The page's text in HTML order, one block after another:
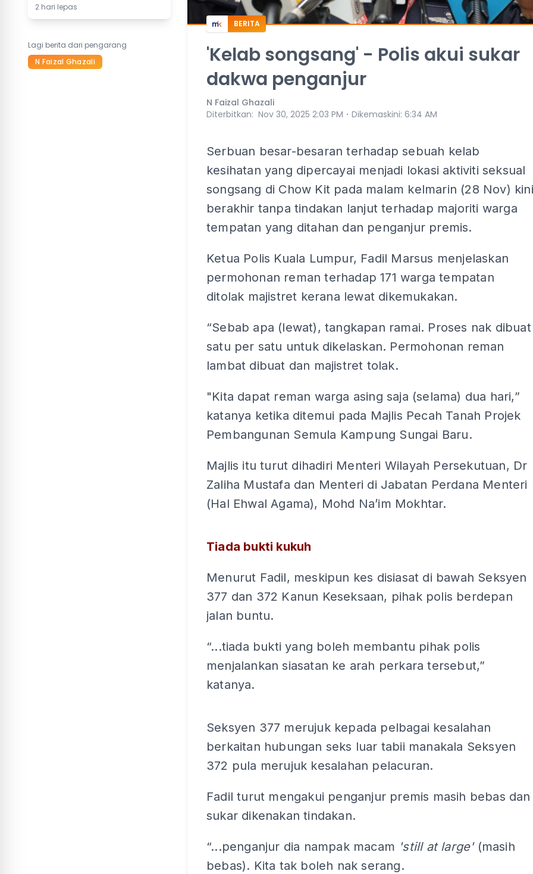
2 hari lepas
Lagi berita dari pengarang
N Faizal Ghazali
BERITA
'Kelab songsang' - Polis akui sukar
dakwa penganjur
N Faizal Ghazali
Diterbitkan: Nov 30, 2025 2:03 PM ⋅ Dikemaskini: 6:34 AM
Serbuan besar-besaran terhadap sebuah kelab
kesihatan yang dipercayai menjadi lokasi aktiviti seksual
songsang di Chow Kit pada malam kelmarin (28 Nov) kini
berakhir tanpa tindakan lanjut terhadap majoriti warga
tempatan yang ditahan dan penganjur premis.
Ketua Polis Kuala Lumpur, Fadil Marsus menjelaskan
permohonan reman terhadap 171 warga tempatan
ditolak majistret kerana lewat dikemukakan.
“Sebab apa (lewat), tangkapan ramai. Proses nak dibuat
satu per satu untuk dikelaskan. Permohonan reman
lambat dibuat dan majistret tolak.
"Kita dapat reman warga asing saja (selama) dua hari,”
katanya ketika ditemui pada Majlis Pecah Tanah Projek
Pembangunan Semula Kampung Sungai Baru.
Majlis itu turut dihadiri Menteri Wilayah Persekutuan, Dr
Zaliha Mustafa dan Menteri di Jabatan Perdana Menteri
(Hal Ehwal Agama), Mohd Na’im Mokhtar.
Tiada bukti kukuh
Menurut Fadil, meskipun kes disiasat di bawah Seksyen
377 dan 372 Kanun Keseksaan, pihak polis berdepan
jalan buntu.
“...tiada bukti yang boleh membantu pihak polis
menjalankan siasatan ke arah perkara tersebut,”
katanya.
Seksyen 377 merujuk kepada pelbagai kesalahan
berkaitan hubungan seks luar tabii manakala Seksyen
372 pula merujuk kesalahan pelacuran.
Fadil turut mengakui penganjur premis masih bebas dan
sukar dikenakan tindakan.
“...penganjur dia nampak macam 'still at large'(masih
bebas). Kita tak boleh nak serang.